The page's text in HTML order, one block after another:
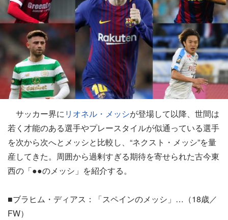
サッカー界にリオネル・メッシが登場して以降、世間は
若く才能のある選手やプレースタイルが似通っている選手
を次から次へとメッシと比較し、“ネクスト・メッシ”を量
産してきた。周囲から過剰すぎる期待を寄せられた古今東
西の「●●のメッシ」を紹介する。
■ブラヒム・ディアス：「スペインのメッシ」…（18歳／
FW）